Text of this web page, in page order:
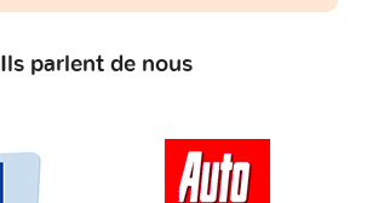
Ils parlent de nous